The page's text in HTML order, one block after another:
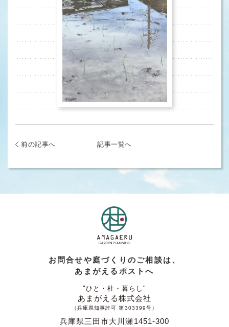
前の記事へ 記事一覧へ
お問合せや庭づくりのご相談は、
あまがえるポストへ
"ひと・杜・暮らし"
あまがえる株式会社
（兵庫県知事許可 第303399号）
兵庫県三田市大川瀬1451-300